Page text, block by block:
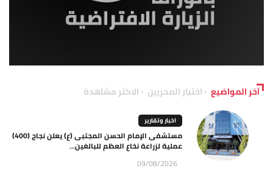
آخر المواضيع اختيار المحررين الاكثر مشاهدة
اخبار وتقارير
مستشفى الإمام الحسن المجتبى (ع) يعلن نجاح (400)
عملية لزراعة نخاع العظم للبالغين...
09/08/2026